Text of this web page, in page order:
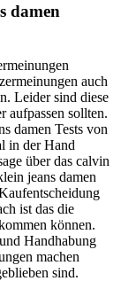
damen
auch
Leider sind diese
aufpassen sollten.
damen Tests von
in der Hand
über das calvin
jeans damen
ist das die
können.
Handhabung
machen
sind.